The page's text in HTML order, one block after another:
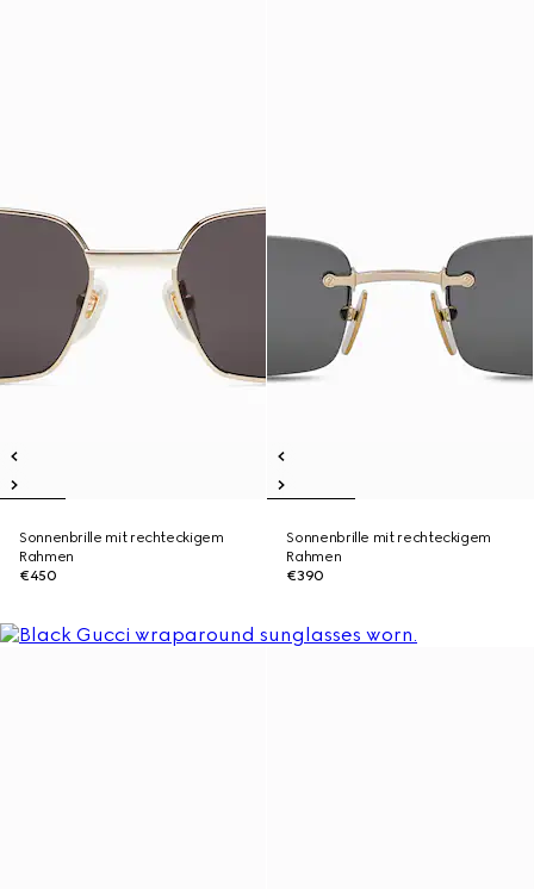
Sonnenbrille mit rechteckigem
Rahmen
€450
Sonnenbrille mit rechteckigem
Rahmen
€390